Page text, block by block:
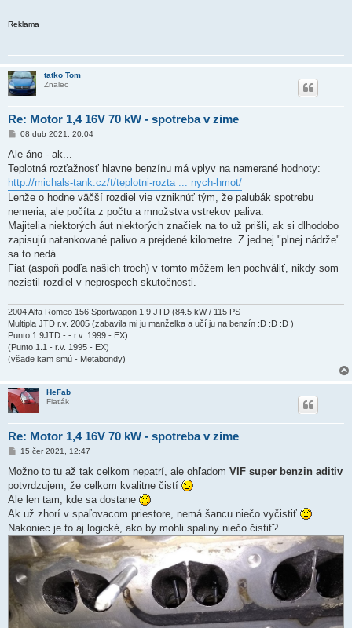
Reklama
tatko Tom
Znalec
Re: Motor 1,4 16V 70 kW - spotreba v zime
P
í
p
ě
v
e
k
08 dub 2021, 20:04
Ale áno - ak...
Teplotná rozťažnosť hlavne benzínu má vplyv na namerané hodnoty:
http://michals-tank.cz/t/teplotni-rozta ... nych-hmot/
Lenže o hodne väčší rozdiel vie vzniknúť tým, že palubák spotrebu
nemeria, ale počíta z počtu a množstva vstrekov paliva.
Majitelia niektorých áut niektorých značiek na to už prišli, ak si dlhodobo
zapisujú natankované palivo a prejdené kilometre. Z jednej "plnej nádrže"
sa to nedá.
Fiat (aspoň podľa našich troch) v tomto môžem len pochváliť, nikdy som
nezistil rozdiel v neprospech skutočnosti.
2004 Alfa Romeo 156 Sportwagon 1.9 JTD (84.5 kW / 115 PS
Multipla JTD r.v. 2005 (zabavila mi ju manželka a učí ju na benzín :D :D :D )
Punto 1.9JTD - - r.v. 1999 - EX)
(Punto 1.1 - r.v. 1995 - EX)
(všade kam smú - Metabondy)
HeFab
Fiaťák
Re: Motor 1,4 16V 70 kW - spotreba v zime
P
í
p
ě
e
k
15 čer 2021, 12:47
Možno to tu až tak celkom nepatrí, ale ohľadom VIF super benzin aditiv
potvrdzujem, že celkom kvalitne čistí
Ale len tam, kde sa dostane
Ak už zhorí v spaľovacom priestore, nemá šancu niečo vyčistiť
Nakoniec je to aj logické, ako by mohli spaliny niečo čistiť?